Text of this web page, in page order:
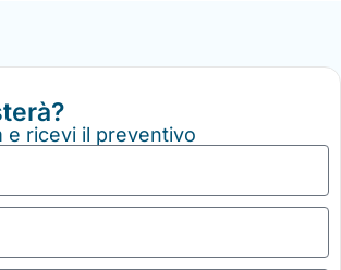
e ricevi il preventivo